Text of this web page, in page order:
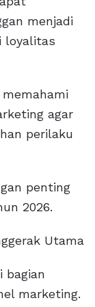
menjadi
loyalitas
agar
perilaku
penting
2026.
Utama
bagian
marketing.